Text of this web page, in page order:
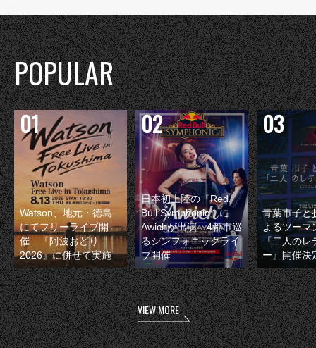
POPULAR
Watson、地元・徳島
にてフリーライブ開
催 『阿波おどり
2026』に併せて実施
日本初上陸の『Red
Bull Symphonic』に
Awichが出演 4都市巡
るシンフォニックライ
ブ開催
青葉市子と
よるツーマ
『二人のレ
ー』開催決
VIEW MORE